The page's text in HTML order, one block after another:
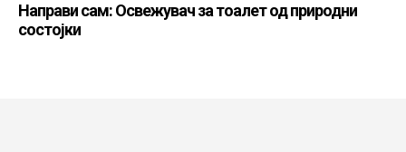
Направи сам: Освежувач за тоалет од природни
состојки